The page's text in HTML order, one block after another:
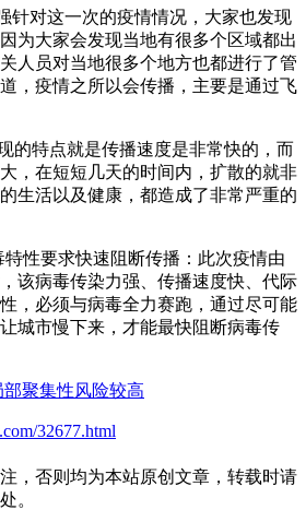
针对这一次的疫情情况，大家也发现
为大家会发现当地有很多个区域都出
人员对当地很多个地方也都进行了管
，疫情之所以会传播，主要是通过飞
的特点就是传播速度是非常快的，而
，在短短几天的时间内，扩散的就非
生活以及健康，都造成了非常严重的
特性要求快速阻断传播：此次疫情由
该病毒传染力强、传播速度快、代际
，必须与病毒全力赛跑，通过尽可能
城市慢下来，才能最快阻断病毒传
聚集性风险较高
32677.html
，否则均为本站原创文章，转载时请
。